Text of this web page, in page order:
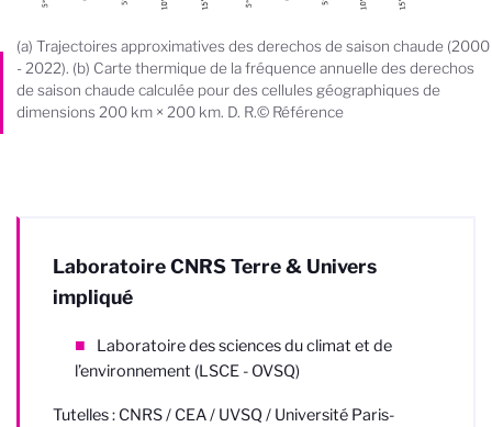
(a) Trajectoires approximatives des derechos de saison chaude (2000
- 2022). (b) Carte thermique de la fréquence annuelle des derechos
de saison chaude calculée pour des cellules géographiques de
dimensions 200 km × 200 km. D. R.© Référence
Laboratoire CNRS Terre & Univers
impliqué
Laboratoire des sciences du climat et de
l’environnement (LSCE - OVSQ)
Tutelles : CNRS / CEA / UVSQ / Université Paris-